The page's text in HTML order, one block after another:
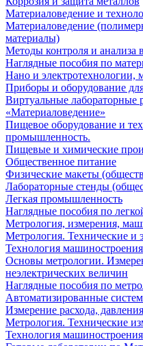
Материаловедение и
Материаловедение
материалы)
Методы контроля и анализа
Наглядные пособия по
Нано и электротехнологии,
Приборы и оборудование
Виртуальные лабораторные
«Материаловедение»
Пищевое оборудование и
промышленность.
Пищевые и химические
Общественное питание
Физические макеты
Лабораторные стенды
Легкая промышленность
Наглядные пособия по
Метрология, измерения,
Метрология. Технические и
Технология машиностроения
Основы метрологии.
неэлектрических величин
Наглядные пособия по
Автоматизированные
Измерение расхода,
Метрология. Технические
Технология машиностроения